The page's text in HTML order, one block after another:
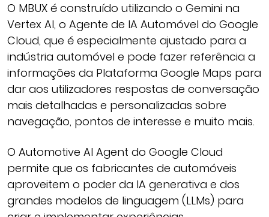
O MBUX é construído utilizando o Gemini na
Vertex AI, o Agente de IA Automóvel do Google
Cloud, que é especialmente ajustado para a
indústria automóvel e pode fazer referência a
informações da Plataforma Google Maps para
dar aos utilizadores respostas de conversação
mais detalhadas e personalizadas sobre
navegação, pontos de interesse e muito mais.
O Automotive AI Agent do Google Cloud
permite que os fabricantes de automóveis
aproveitem o poder da IA generativa e dos
grandes modelos de linguagem (LLMs) para